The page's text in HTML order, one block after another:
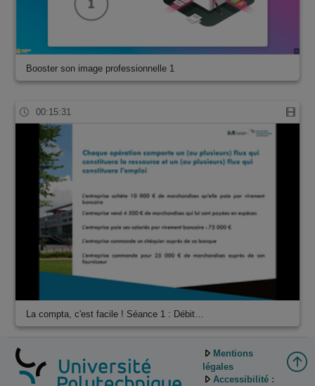
Booster son image professionnelle 1
00:15:31
La compta, c'est facile ! Séance 1 : Débit…
Mentions
légales
Accessibilité :